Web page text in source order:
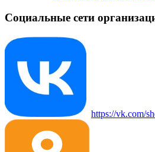
Социальные сети
https://vk.com/